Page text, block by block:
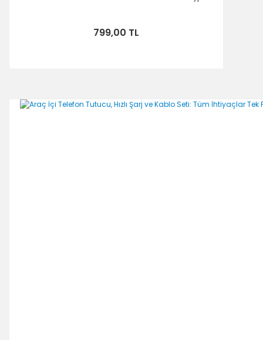
799,00 TL